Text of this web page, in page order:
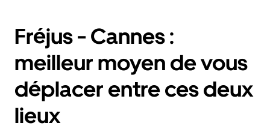
Fréjus - Cannes :
meilleur moyen de vous
déplacer entre ces deux
lieux